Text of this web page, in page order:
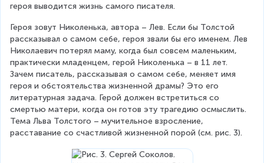
героя выводится жизнь самого писателя.
Героя зовут Николенька, автора – Лев. Если бы Толстой
рассказывал о самом себе, героя звали бы его именем. Лев
Николаевич потерял маму, когда был совсем маленьким,
практически младенцем, герой Николенька – в 11 лет.
Зачем писатель, рассказывая о самом себе, меняет имя
героя и обстоятельства жизненной драмы? Это его
литературная задача. Герой должен встретиться со
смертью матери, когда он готов эту трагедию осмыслить.
Тема Льва Толстого – мучительное взросление,
расставание со счастливой жизненной порой (см. рис. 3).